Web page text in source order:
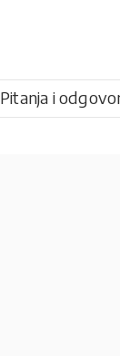
Pitanja i